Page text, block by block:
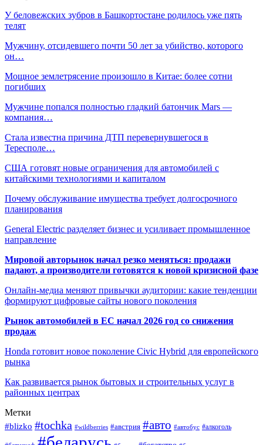
У беловежских зубров в Башкортостане родилось уже пять
телят
Мужчину, отсидевшего почти 50 лет за убийство, которого
он…
Мощное землетрясение произошло в Китае: более сотни
погибших
Мужчине попался полностью гладкий батончик Mars —
компания…
Стала известна причина ДТП перевернувшегося в
Тересполе…
США готовят новые ограничения для автомобилей с
китайскими технологиями и капиталом
Почему обслуживание имущества требует долгосрочного
планирования
General Electric разделяет бизнес и усиливает промышленное
направление
Мировой авторынок начал резко меняться: продажи
падают, а производители готовятся к новой кризисной фазе
Онлайн-медиа меняют привычки аудитории: какие тенденции
формируют цифровые сайты нового поколения
Рынок автомобилей в ЕС начал 2026 год со снижения
продаж
Honda готовит новое поколение Civic Hybrid для европейского
рынка
Как развивается рынок бытовых и строительных услуг в
районных центрах
Метки
#blizko #tochka #wildberries #австрия #авто #автобус #алкоголь